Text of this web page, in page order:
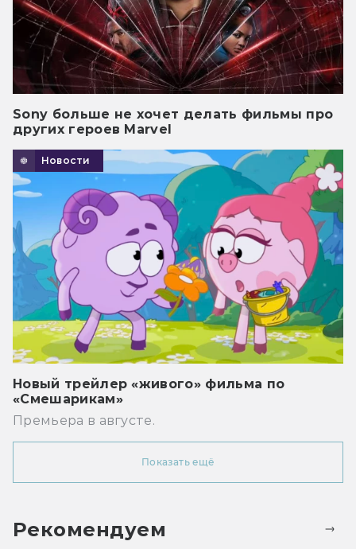
Sony больше не хочет делать фильмы про
других героев Marvel
Новости
Новый трейлер «живого» фильма по
«Смешарикам»
Премьера в августе.
Показать ещё
Рекомендуем